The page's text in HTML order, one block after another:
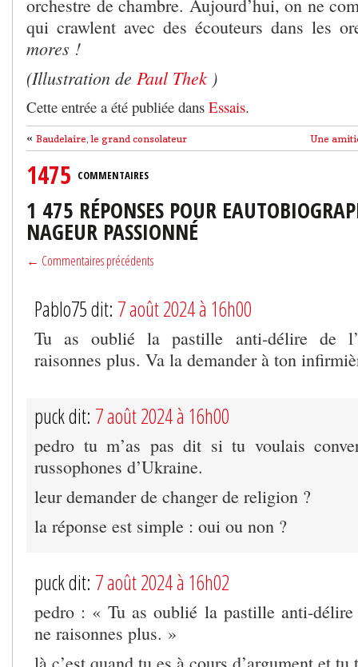
orchestre de chambre. Aujourd’hui, on ne
qui crawlent avec des écouteurs dans les
mores !
(Illustration de Paul Thek )
Cette entrée a été publiée dans Essais.
Une
« Baudelaire, le grand consolateur
1475 COMMENTAIRES
1 475 RÉPONSES POUR
NAGEUR PASSIONNÉ
← Commentaires précédents
Pablo75 dit: 7 août 2024 à 16h00
Tu as oublié la pastille anti-délire de
raisonnes plus. Va la demander à ton
puck dit: 7 août 2024 à 16h00
pedro tu m’as pas dit si tu voulais
russophones d’Ukraine.
leur demander de changer de religion ?
la réponse est simple : oui ou non ?
puck dit: 7 août 2024 à 16h02
pedro : « Tu as oublié la pastille anti-délire
ne raisonnes plus. »